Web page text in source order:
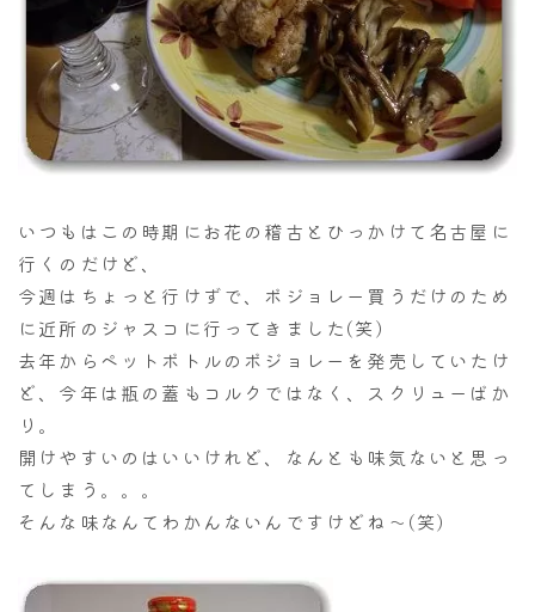
いつもはこの時期にお花の稽古とひっかけて名古屋に
行くのだけど、
今週はちょっと行けずで、ボジョレー買うだけのため
に近所のジャスコに行ってきました(笑)
去年からペットボトルのボジョレーを発売していたけ
ど、今年は瓶の蓋もコルクではなく、スクリューばか
り。
開けやすいのはいいけれど、なんとも味気ないと思っ
てしまう。。。
そんな味なんてわかんないんですけどね～(笑)